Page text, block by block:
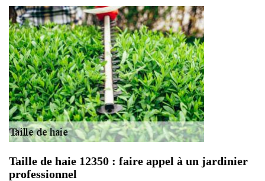
Taille de haie 12350 : faire appel à un jardinier
professionnel